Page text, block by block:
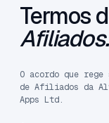
Termos
Afiliados.
O acordo que
de Afiliados da
Apps Ltd.